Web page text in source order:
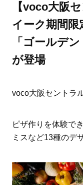
ス学」
【voco大阪
イーク期間
「ゴールデ
が登場
voco大阪セントラ
ピザ作りを体験で
ミスなど13種のデ